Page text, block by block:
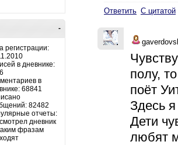
-
регистрации:
в дневнике:
в
68841
82482
отчеты:
дневник
фразам
Ответить С цитатой
полу,
поёт
Здесь
Дети
любят